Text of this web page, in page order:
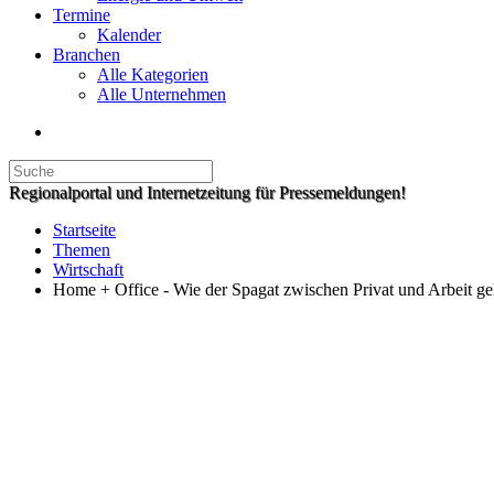
Termine
Kalender
Branchen
Alle Kategorien
Alle Unternehmen
Regionalportal und Internetzeitung für Pressemeldungen!
Startseite
Themen
Wirtschaft
Home + Office - Wie der Spagat zwischen Privat und Arbeit